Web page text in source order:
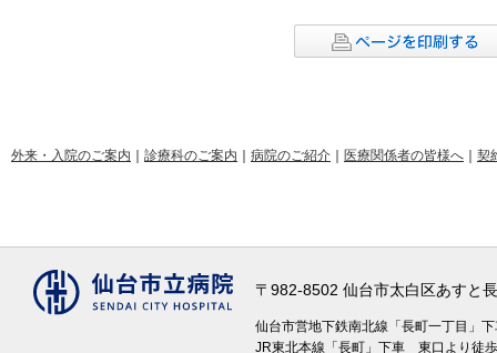
外来・入院のご案内 ｜ 診療科のご案内 ｜ 病院のご紹介 ｜ 医療関係者の皆様へ ｜ 契
〒982-8502 仙台市太白区あす
仙台市営地下鉄南北線「長町一丁目
JR東北本線「長町」下車 東口より徒